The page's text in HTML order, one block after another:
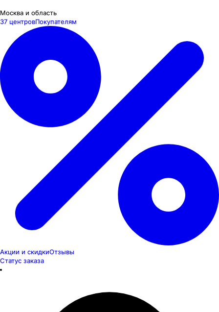
Москва и область
37 центровПокупателям
Акции и скидкиОтзывы
Статус заказа